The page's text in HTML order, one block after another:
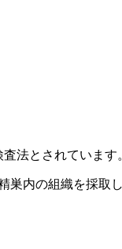
法とされています
内の組織を採取